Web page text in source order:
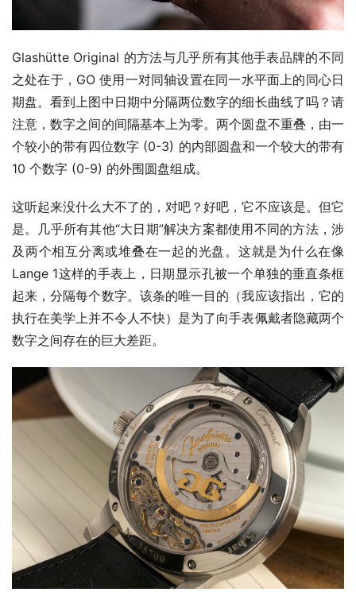
Glashütte Original 的方法与几乎所有其他手表品牌的不同
之处在于，GO 使用一对同轴设置在同一水平面上的同心日
期盘。看到上图中日期中分隔两位数字的细长曲线了吗？请
注意，数字之间的间隔基本上为零。两个圆盘不重叠，由一
个较小的带有四位数字 (0-3) 的内部圆盘和一个较大的带有
10 个数字 (0-9) 的外围圆盘组成。
这听起来没什么大不了的，对吧？好吧，它不应该是。但它
是。几乎所有其他“大日期”解决方案都使用不同的方法，涉
及两个相互分离或堆叠在一起的光盘。这就是为什么在像
Lange 1这样的手表上，日期显示孔被一个单独的垂直条框
起来，分隔每个数字。该条的唯一目的（我应该指出，它的
执行在美学上并不令人不快）是为了向手表佩戴者隐藏两个
数字之间存在的巨大差距。